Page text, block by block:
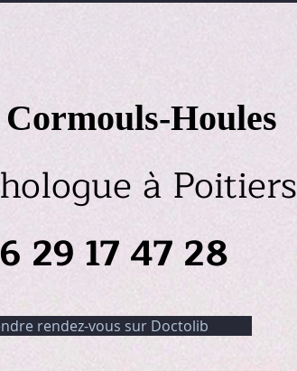
Houles
à Poitiers
29 17 47 28
rendez-vous sur Doctolib